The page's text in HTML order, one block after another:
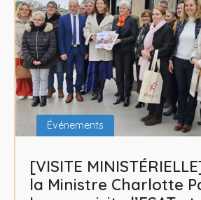
Événements
[VISITE
la Ministre Charlotte